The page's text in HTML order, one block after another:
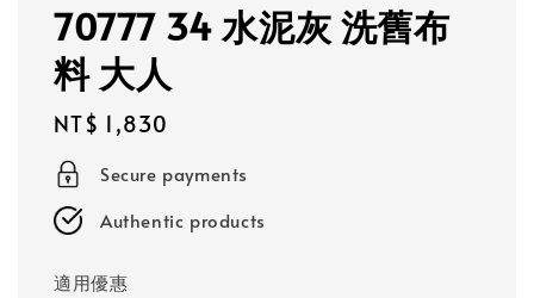
70777 34 水泥灰 洗舊布
料 大人
Regular
price
NT$ 1,830
Secure payments
Authentic products
適用優惠